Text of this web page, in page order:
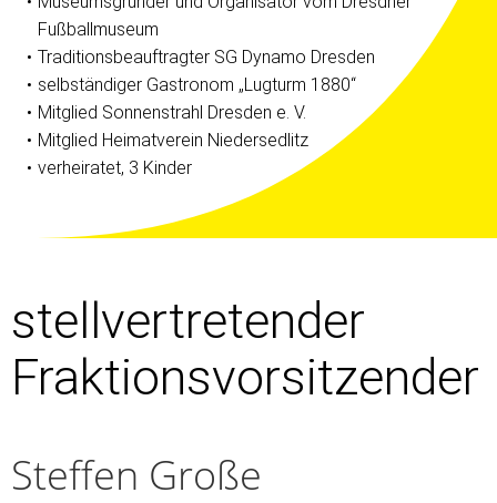
Fußballmuseum
Traditionsbeauftragter SG Dynamo Dresden
selbständiger Gastronom „Lugturm 1880“
Mitglied Sonnenstrahl Dresden e. V.
Mitglied Heimatverein Niedersedlitz
verheiratet, 3 Kinder
stellvertretender
Fraktionsvorsitzender
Steffen Große